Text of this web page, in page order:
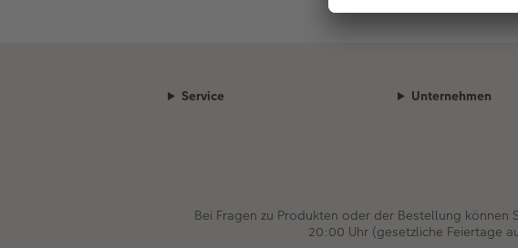
Service Unternehmen
Bei Fragen zu Produkten oder der Bestellung
20:00 Uhr (gesetzliche Feiertage